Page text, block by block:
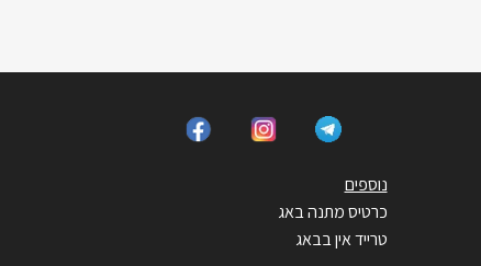
נוספים
כרטיס מתנה באג
טרייד אין בבאג